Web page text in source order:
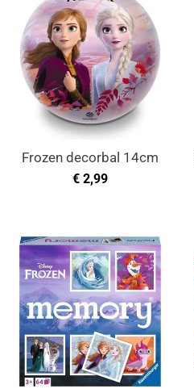
Frozen decorbal 14cm
Normale
€ 2,99